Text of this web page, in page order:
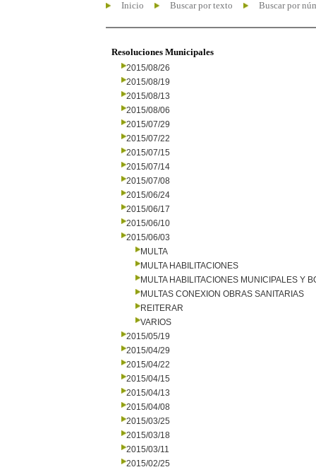
Inicio Buscar por texto Buscar por
Resoluciones Municipales
2015/08/26
2015/08/19
2015/08/13
2015/08/06
2015/07/29
2015/07/22
2015/07/15
2015/07/14
2015/07/08
2015/06/24
2015/06/17
2015/06/10
2015/06/03
MULTA
MULTA HABILITACIONES
MULTA HABILITACIONES MUNICIPALES Y
MULTAS CONEXION OBRAS SANITARIAS
REITERAR
VARIOS
2015/05/19
2015/04/29
2015/04/22
2015/04/15
2015/04/13
2015/04/08
2015/03/25
2015/03/18
2015/03/11
2015/02/25